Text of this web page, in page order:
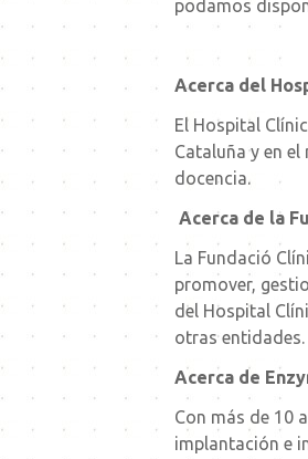
podamos
Acerca del
El Hospital
Cataluña y en
docencia.
Acerca de la
La Fundació
promover,
del Hospital
otras entidades.
Acerca de
Con más de 10
implantación e